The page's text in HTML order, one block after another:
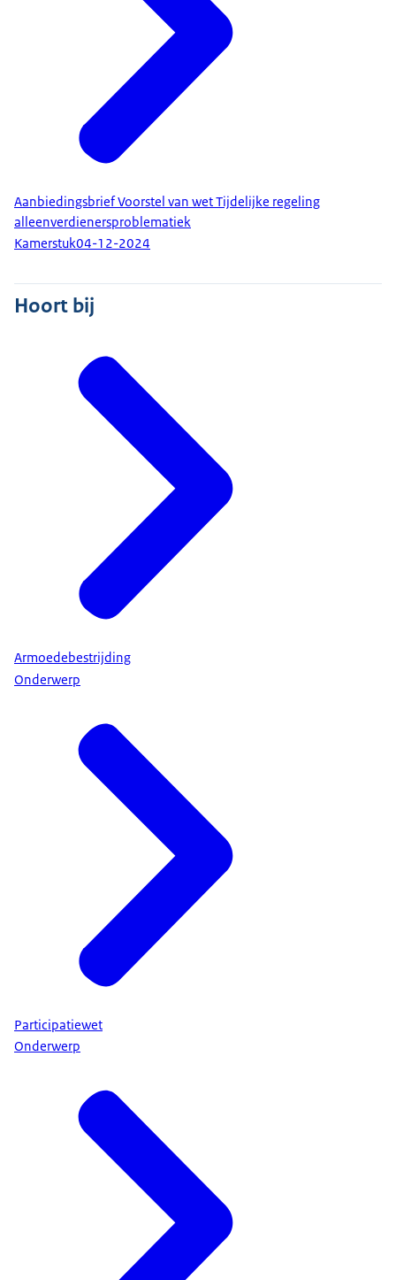
Aanbiedingsbrief Voorstel van wet Tijdelijke regeling
alleenverdienersproblematiek
Kamerstuk04-12-2024
Hoort bij
Armoedebestrijding
Onderwerp
Participatiewet
Onderwerp